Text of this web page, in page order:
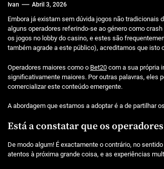
Tiki Tumble são
Beetlejuice e
Ivan Abril 3, 2026
Embora já existam sem dúvida jogos não
alguns operadores referindo-se ao género como
os jogos no lobby do casino, e estes são
também agrade a este público), acreditamos que isto
Operadores maiores como o Bet20 com a sua própria
significativamente maiores. Por outras palavras, eles
comercializar este conteúdo emergente.
A abordagem que estamos a adoptar é a de partilhar
Está a constatar que os
De modo algum! É exactamente o contrário, no
atentos à próxima grande coisa, e as experiências